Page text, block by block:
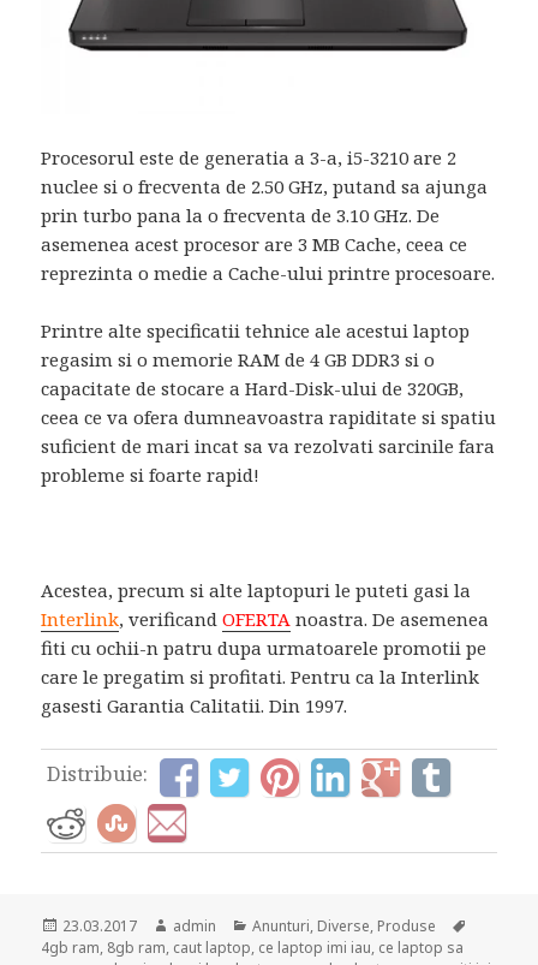
Procesorul este de generatia a 3-a, i5-3210 are 2
nuclee si o frecventa de 2.50 GHz, putand sa ajunga
prin turbo pana la o frecventa de 3.10 GHz. De
asemenea acest procesor are 3 MB Cache, ceea ce
reprezinta o medie a Cache-ului printre procesoare.
Printre alte specificatii tehnice ale acestui laptop
regasim si o memorie RAM de 4 GB DDR3 si o
capacitate de stocare a Hard-Disk-ului de 320GB,
ceea ce va ofera dumneavoastra rapiditate si spatiu
suficient de mari incat sa va rezolvati sarcinile fara
probleme si foarte rapid!
Acestea, precum si alte laptopuri le puteti gasi la
Interlink, verificandOFERTA noastra. De asemenea
fiti cu ochii-n patru dupa urmatoarele promotii pe
care le pregatim si profitati. Pentru ca la Interlink
gasesti Garantia Calitatii. Din 1997.
Distribuie:
Posted
on
23.03.2017 Author
admin Categories
Anunturi, Diverse, Produse
4gb ram, 8gb ram, caut laptop, ce laptop imi iau, ce laptop sa